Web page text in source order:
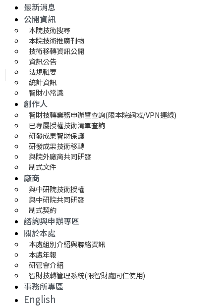
最新消息
公開資訊
本院技術搜尋
本院技術推廣刊物
技術移轉資訊公開
資訊公告
法規輯要
統計資訊
智財小常識
創作人
智財技轉業務申辦暨查詢(限本院網域/VPN連線)
已專屬授權技術清單查詢
研發成果智財保護
研發成果技術移轉
與院外廠商共同研發
制式文件
廠商
與中研院技術授權
與中研院共同研發
制式契約
諮詢與申辦專區
關於本處
本處組別介紹與聯絡資訊
本處年報
研管會介紹
智財技轉管理系統(限智財處同仁使用)
事務所專區
English